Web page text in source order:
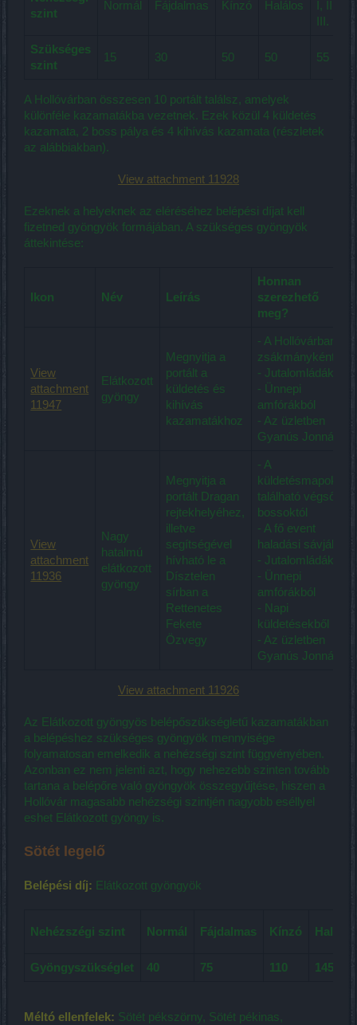
szint
Normál Fájdalmas Kínzó Halálos
I, II,
III.
Szükséges
szint
15 30 50 50 55
A Hollóvárban összesen 10 portált találsz, amelyek
különféle kazamatákba vezetnek. Ezek közül 4 küldetés
kazamata, 2 boss pálya és 4 kihívás kazamata (részletek
az alábbiakban).
View attachment 11928
Ezeknek a helyeknek az eléréséhez belépési díjat kell
fizetned gyöngyök formájában. A szükséges gyöngyök
áttekintése:
Ikon Név Leírás
Honnan
szerezhető
meg?
View
attachment
11947
Elátkozott
gyöngy
Megnyitja a
portált a
küldetés és
kihívás
kazamatákhoz
- A Hollóvárban
zsákmányként
- Jutalomládákból
- Ünnepi
amfórákból
- Az üzletben
Gyanús Jonnál
View
attachment
11936
Nagy
hatalmú
elátkozott
gyöngy
Megnyitja a
portált Dragan
rejtekhelyéhez,
illetve
segítségével
hívható le a
Dísztelen
sírban a
Rettenetes
Fekete
Özvegy
- A
küldetésmapokon
található végső
bossoktól
- A fő event
haladási sávjából
- Jutalomládákból
- Ünnepi
amfórákból
- Napi
küldetésekből
- Az üzletben
Gyanús Jonnál
View attachment 11926
Az Elátkozott gyöngyös belépőszükségletű kazamatákban
a belépéshez szükséges gyöngyök mennyisége
folyamatosan emelkedik a nehézségi szint függvényében.
Azonban ez nem jelenti azt, hogy nehezebb szinten tovább
tartana a belépőre való gyöngyök összegyűjtése, hiszen a
Hollóvár magasabb nehézségi szintjén nagyobb eséllyel
eshet Elátkozott gyöngy is.
Sötét legelő
Belépési díj: Elátkozott gyöngyök
Nehézszégi szint Normál Fájdalmas Kínzó Halálos
Gyöngyszükséglet 40 75 110 145
Méltó ellenfelek: Sötét pékszörny, Sötét pékinas,